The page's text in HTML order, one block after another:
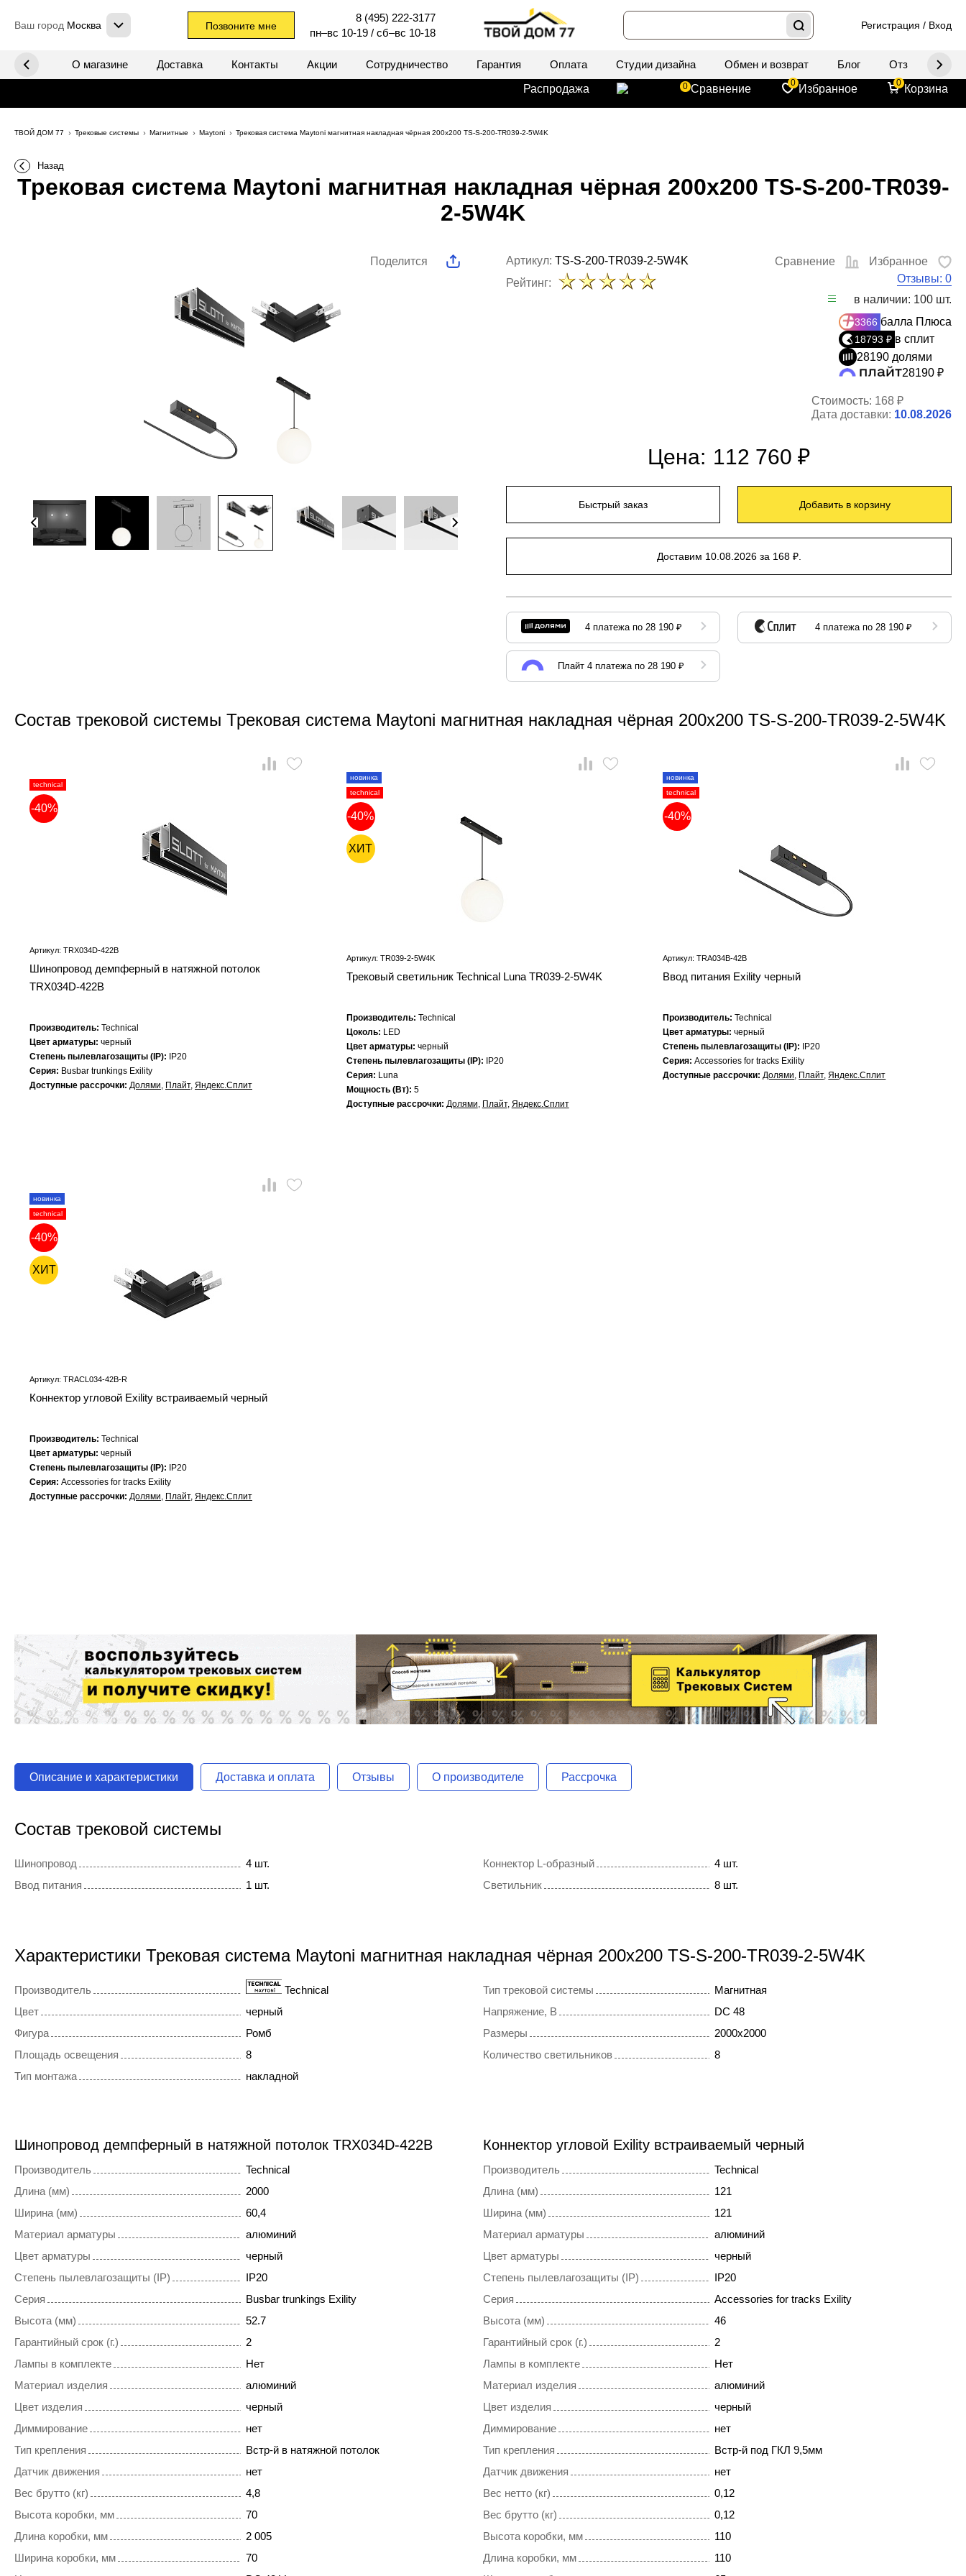
Ваш город Москва Позвоните мне
8 (495) 222-3177
пн–вс 10-19 / сб–вс 10-18
Регистрация / Вход
систем О магазине Доставка Контакты Акции Сотрудничество Гарантия Оплата Студии дизайна Обмен и возврат Блог Отзывы
Распродажа
0 Сравнение 0 Избранное 0 Корзина
ТВОЙ ДОМ 77 Трековые системы Магнитные Maytoni Трековая система Maytoni магнитная накладная чёрная 200x200 TS-S-200-TR039-2-5W4K
Назад
Трековая система Maytoni магнитная накладная чёрная 200x200 TS-S-200-TR039-
2-5W4K
Поделится Артикул: TS-S-200-TR039-2-5W4K Сравнение
Избранное
Рейтинг:
Отзывы: 0
в наличии: 100 шт.
3366 балла Плюса
18793 ₽ в сплит
28190 долями
28190 ₽
Стоимость: 168 ₽
Дата доставки: 10.08.2026
Цена: 112 760 ₽
Быстрый заказ Добавить в корзину
Доставим 10.08.2026 за 168 ₽.
4 платежа по 28 190 ₽ 4 платежа по 28 190 ₽
Плайт 4 платежа по 28 190 ₽
Состав трековой системы Трековая система Maytoni магнитная накладная чёрная 200x200 TS-S-200-TR039-2-5W4K
technical
-40%
Артикул: TRX034D-422B
Шинопровод демпферный в натяжной потолок
TRX034D-422B
Производитель: Technical
Цвет арматуры: черный
Степень пылевлагозащиты (IP):
IP20
Серия: Busbar trunkings Exility
Доступные рассрочки: Долями, Плайт, Яндекс.Сплит
новинка
technical
-40%
ХИТ
Артикул: TR039-2-5W4K
Трековый светильник Technical Luna TR039-2-5W4K
Производитель: Technical
Цоколь: LED
Цвет арматуры: черный
Степень пылевлагозащиты (IP):
IP20
Серия: Luna
Мощность (Вт): 5
Доступные рассрочки: Долями, Плайт, Яндекс.Сплит
новинка
technical
-40%
Артикул: TRA034B-42B
Ввод питания Exility черный
Производитель:Technical
Цвет арматуры:черный
Степень пылевлагозащиты (IP):
IP20
Серия:Accessories for tracks Exility
Доступные рассрочки:Долями, Плайт,Яндекс.Сплит
новинка
technical
-40%
ХИТ
Артикул: TRACL034-42B-R
Коннектор угловой Exility встраиваемый черный
Производитель: Technical
Цвет арматуры: черный
Степень пылевлагозащиты (IP):
IP20
Серия: Accessories for tracks Exility
Доступные рассрочки: Долями, Плайт, Яндекс.Сплит
Описание и характеристики Доставка и оплата Отзывы О производителе Рассрочка
Состав трековой системы
Шинопровод 4 шт. Коннектор L-образный
4 шт.
Ввод питания
1 шт. Светильник 8 шт.
Характеристики Трековая система Maytoni магнитная накладная чёрная 200x200 TS-S-200-TR039-2-5W4K
Производитель Technical Тип трековой системы
Магнитная
Цвет
черный Напряжение, В
DC 48
Фигура
Ромб Размеры
2000x2000
Площадь освещения
8 Количество светильников
8
Тип монтажа
накладной
Шинопровод демпферный в натяжной потолок TRX034D-422B
Производитель
Technical
Длина (мм)
2000
Ширина (мм)
60,4
Материал арматуры
алюминий
Цвет арматуры
черный
Степень пылевлагозащиты (IP)
IP20
Серия
Busbar trunkings Exility
Высота (мм)
52.7
Гарантийный срок (г.)
2
Лампы в комплекте
Нет
Материал изделия
алюминий
Цвет изделия
черный
Диммирование
нет
Тип крепления
Встр-й в натяжной потолок
Датчик движения
нет
Вес брутто (кг)
4,8
Высота коробки, мм
70
Длина коробки, мм
2 005
Ширина коробки, мм
70
Коннектор угловой Exility встраиваемый черный
Производитель
Technical
Длина (мм)
121
Ширина (мм)
121
Материал арматуры
алюминий
Цвет арматуры
черный
Степень пылевлагозащиты (IP)
IP20
Серия
Accessories for tracks Exility
Высота (мм)
46
Гарантийный срок (г.)
2
Лампы в комплекте
Нет
Материал изделия
алюминий
Цвет изделия
черный
Диммирование
нет
Тип крепления
Встр-й под ГКЛ 9,5мм
Датчик движения
нет
Вес нетто (кг)
0,12
Вес брутто (кг)
0,12
Высота коробки, мм
110
Длина коробки, мм
110